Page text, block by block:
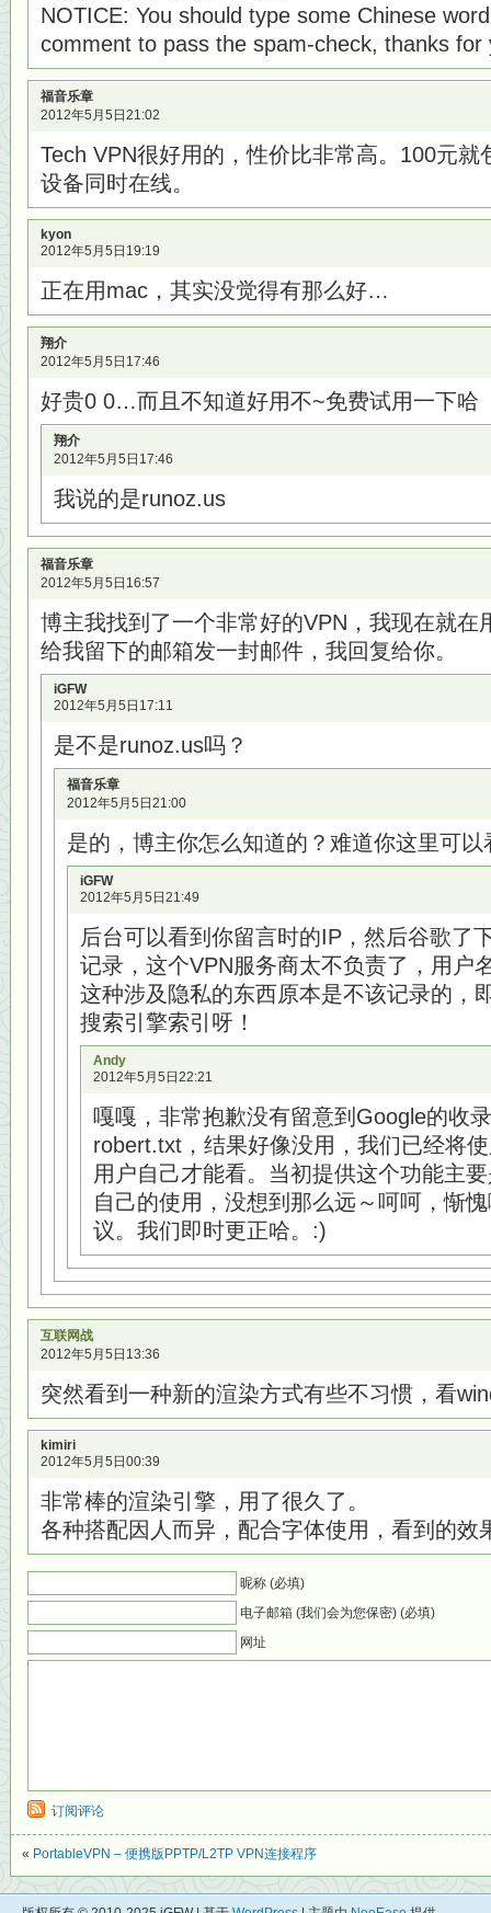
NOTICE: You should type some Chinese
comment to pass the spam-check, thanks for
福音乐章
2012年5月5日21:02
Tech VPN很好用的，性价比非常高。100元
设备同时在线。
kyon
2012年5月5日19:19
正在用mac，其实没觉得有那么好…
翔介
2012年5月5日17:46
好贵0 0…而且不知道好用不~免费试用一下哈
翔介
2012年5月5日17:46
我说的是runoz.us
福音乐章
2012年5月5日16:57
博主我找到了一个非常好的VPN，我现在就在
给我留下的邮箱发一封邮件，我回复给你。
iGFW
2012年5月5日17:11
是不是runoz.us吗？
福音乐章
2012年5月5日21:00
是的，博主你怎么知道的？难道你这里可以
iGFW
2012年5月5日21:49
后台可以看到你留言时的IP，然后谷歌了
记录，这个VPN服务商太不负责了，用户
这种涉及隐私的东西原本是不该记录的，
搜索引擎索引呀！
Andy
2012年5月5日22:21
嘎嘎，非常抱歉没有留意到Google的收
robert.txt，结果好像没用，我们已经将
用户自己才能看。当初提供这个功能主
自己的使用，没想到那么远～呵呵，惭
议。我们即时更正哈。:)
互联网战
2012年5月5日13:36
突然看到一种新的渲染方式有些不习惯，看
kimiri
2012年5月5日00:39
非常棒的渲染引擎，用了很久了。
各种搭配因人而异，配合字体使用，看到的效
昵称 (必填)
电子邮箱 (我们会为您保密) (必填)
网址
订阅评论
« PortableVPN – 便携版PPTP/L2TP VPN连接程序